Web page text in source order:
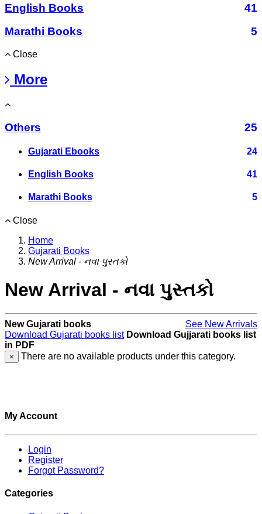
English Books
41
Marathi Books
5
Close
More
Others 25
Gujarati Ebooks 24
English Books 41
Marathi Books 5
Close
Home
Gujarati Books
New Arrival - નવા પુસ્તકો
New Arrival - નવા પુસ્તકો
See New Arrivals
New Gujarati books
Download Gujarati books list Download Gujjarati books list
in PDF
× There are no available products under this category.
My Account
Login
Register
Forgot Password?
Categories